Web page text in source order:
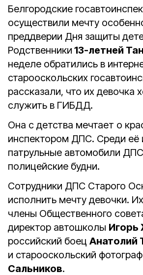
Белгородские
осуществили мечту
преддверии Дня защиты
Родственники 13-летней
неделе обратились в
старооскольских
рассказали, что их девочка
служить в ГИБДД.
Она с детства мечтает о
инспектором ДПС. Среди eё
патрульные автомобили
полицейские будни.
Сотрудники ДПС Старого
исполнить мечту девочки.
члены Общественного
директор автошколы Игорь
российский боец Анатолий
и старооскольский фотограф
Сальников.